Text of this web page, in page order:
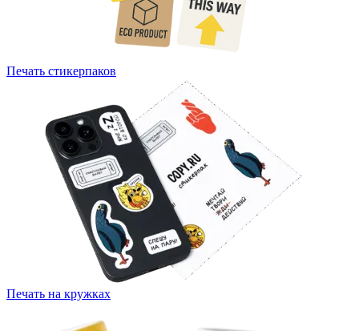
Печать стикерпаков
Печать на кружках